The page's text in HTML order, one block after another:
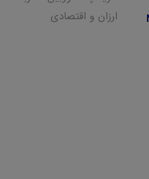
ارزان و اقتصادی